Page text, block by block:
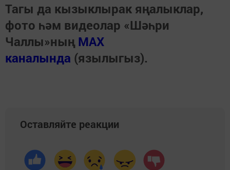
Тагы да кызыклырак яңалыклар,
фото һәм видеолар «Шәһри
Чаллы»ның MAX
каналында (язылыгыз).
Оставляйте реакции